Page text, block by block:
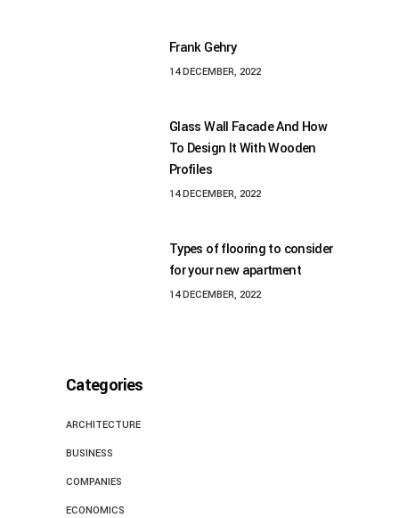
Frank Gehry
14 DECEMBER, 2022
Glass Wall Facade And How
To Design It With Wooden
Profiles
14 DECEMBER, 2022
Types of flooring to consider
for your new apartment
14 DECEMBER, 2022
Categories
ARCHITECTURE
BUSINESS
COMPANIES
ECONOMICS